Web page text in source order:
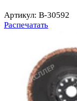
Артикул: B-30592
Распечатать